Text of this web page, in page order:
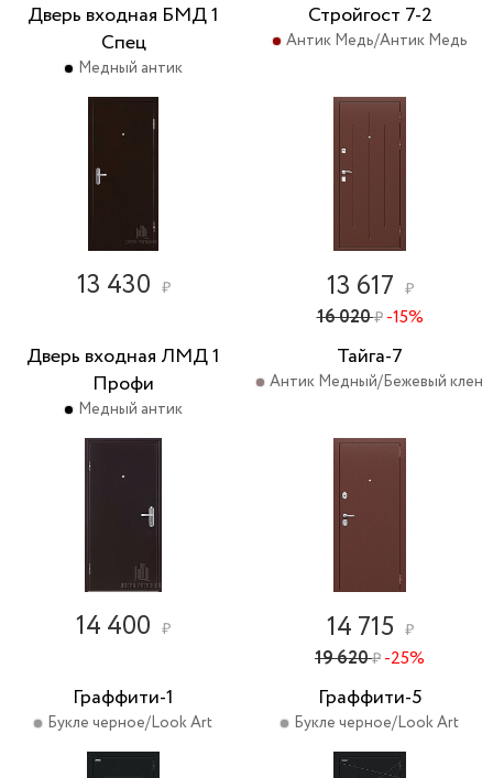
Дверь входная БМД 1
Спец
Медный антик
13 430 ₽
Стройгост 7-2
Антик Медь/Антик Медь
13 617 ₽
16 020₽ -15%
Дверь входная ЛМД 1
Профи
Медный антик
14 400 ₽
Тайга-7
Антик Медный/Бежевый клен
14 715 ₽
19 620₽ -25%
Граффити-1
Букле черное/Look Art
Граффити-5
Букле черное/Look Art